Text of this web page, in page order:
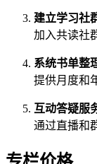
建立学习社
加入共读社
系统书单整
提供月度和
互动答疑服
通过直播和